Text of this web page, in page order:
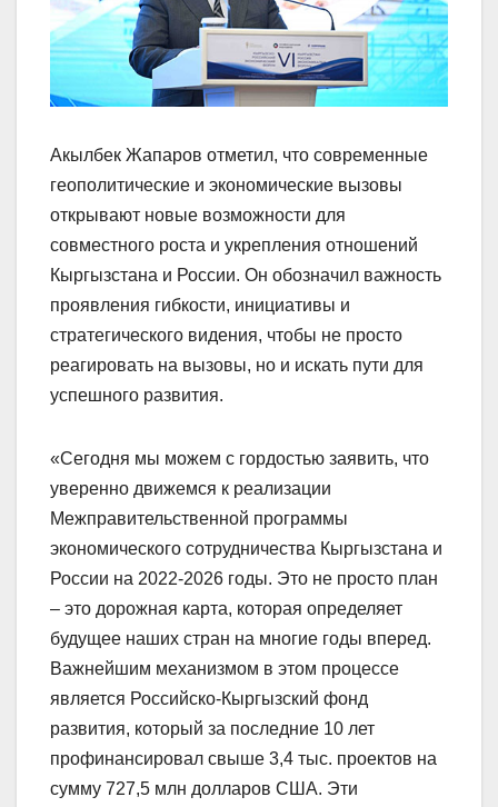
Акылбек Жапаров отметил, что современные
геополитические и экономические вызовы
открывают новые возможности для
совместного роста и укрепления отношений
Кыргызстана и России. Он обозначил важность
проявления гибкости, инициативы и
стратегического видения, чтобы не просто
реагировать на вызовы, но и искать пути для
успешного развития.
«Сегодня мы можем с гордостью заявить, что
уверенно движемся к реализации
Межправительственной программы
экономического сотрудничества Кыргызстана и
России на 2022-2026 годы. Это не просто план
– это дорожная карта, которая определяет
будущее наших стран на многие годы вперед.
Важнейшим механизмом в этом процессе
является Российско-Кыргызский фонд
развития, который за последние 10 лет
профинансировал свыше 3,4 тыс. проектов на
сумму 727,5 млн долларов США. Эти